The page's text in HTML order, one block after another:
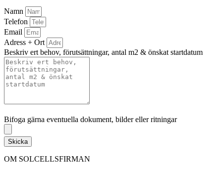
Namn
Telefon
Email
Adress + Ort
Beskriv ert behov, förutsättningar, antal m2 & önskat startdatum
Bifoga gärna eventuella dokument, bilder eller ritningar
Skicka
OM SOLCELLSFIRMAN